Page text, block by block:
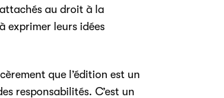
au droit à la
exprimer leurs idées
que l’édition est un
responsabilités. C’est un